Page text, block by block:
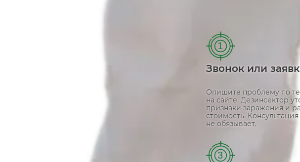
1
Звонок или
Опишите проблему по
на сайте. Дезинсектор
признаки заражения и
стоимость.
не обязывает.
3